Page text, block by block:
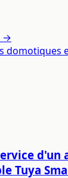
→
domotiques
d'un
Tuya